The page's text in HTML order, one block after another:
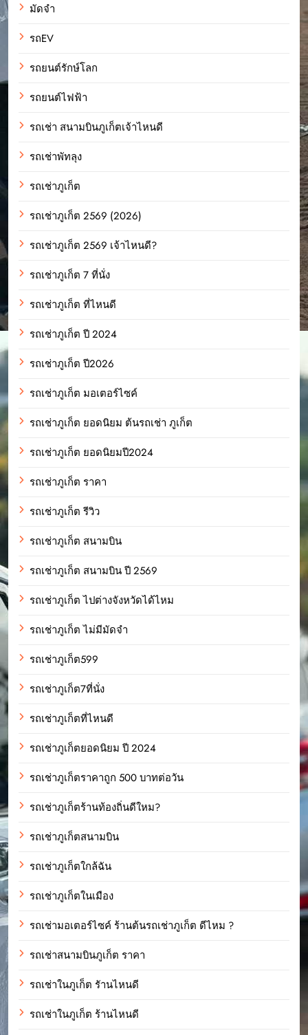
มัดจำ
รถEV
รถยนต์รักษ์โลก
รถยนต์ไฟฟ้า
รถเช่า สนามบินภูเก็ตเจ้าไหนดี
รถเช่าพัทลุง
รถเช่าภูเก็ต
รถเช่าภูเก็ต 2569 (2026)
รถเช่าภูเก็ต 2569 เจ้าไหนดี?
รถเช่าภูเก็ต 7 ที่นั่ง
รถเช่าภูเก็ต ที่ไหนดี
รถเช่าภูเก็ต ปี 2024
รถเช่าภูเก็ต ปี2026
รถเช่าภูเก็ต มอเตอร์ไซค์
รถเช่าภูเก็ต ยอดนิยม ต้นรถเช่า ภูเก็ต
รถเช่าภูเก็ต ยอดนิยมปี2024
รถเช่าภูเก็ต ราคา
รถเช่าภูเก็ต รีวิว
รถเช่าภูเก็ต สนามบิน
รถเช่าภูเก็ต สนามบิน ปี 2569
รถเช่าภูเก็ต ไปต่างจังหวัดได้ไหม
รถเช่าภูเก็ต ไม่มีมัดจำ
รถเช่าภูเก็ต599
รถเช่าภูเก็ต7ที่นั่ง
รถเช่าภูเก็ตที่ไหนดี
รถเช่าภูเก็ตยอดนิยม ปี 2024
รถเช่าภูเก็ตราคาถูก 500 บาทต่อวัน
รถเช่าภูเก็ตร้านท้องถิ่นดีใหม?
รถเช่าภูเก็ตสนามบิน
รถเช่าภูเก็ตใกล้ฉัน
รถเช่าภูเก็ตในเมือง
รถเช่ามอเตอร์ไซค์ ร้านต้นรถเช่าภูเก็ต ดีไหม ?
รถเช่าสนามบินภูเก็ต ราคา
รถเช่าในภูเก็ต รัานไหนดี
รถเช่าในภูเก็ต ร้านไหนดี